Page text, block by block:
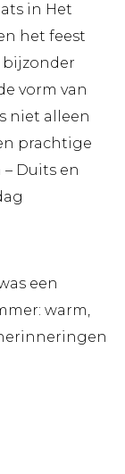
in Het
het feest
bijzonder
vorm van
niet alleen
prachtige
Duits en
een
warm,